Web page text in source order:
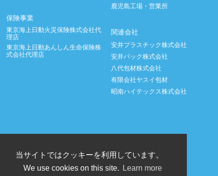
当サイトではクッキーを利用しています。
We use cookies on this site.
Learn more
保険事業
東京海上日動火災保険株式会社代
理店
東京海上日動あんしん生命保険株
式会社代理店
鹿児島工場・営業所
関連会社
安井プラスチック株式会社
安井パック株式会社
八代包材株式会社
有限会社ヤスイ包材
昭南ハイテックス株式会社